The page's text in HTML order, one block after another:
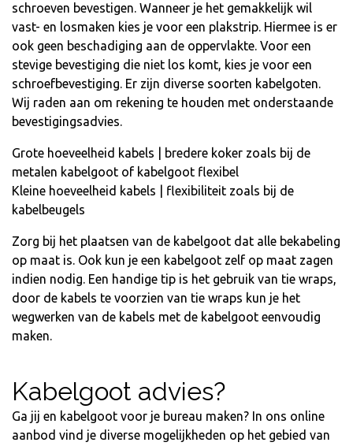
schroeven bevestigen. Wanneer je het gemakkelijk wil
vast- en losmaken kies je voor een plakstrip. Hiermee is er
ook geen beschadiging aan de oppervlakte. Voor een
stevige bevestiging die niet los komt, kies je voor een
schroefbevestiging. Er zijn diverse soorten kabelgoten.
Wij raden aan om rekening te houden met onderstaande
bevestigingsadvies.
Grote hoeveelheid kabels | bredere koker zoals bij de
metalen kabelgoot of kabelgoot flexibel
Kleine hoeveelheid kabels | flexibiliteit zoals bij de
kabelbeugels
Zorg bij het plaatsen van de kabelgoot dat alle bekabeling
op maat is. Ook kun je een kabelgoot zelf op maat zagen
indien nodig. Een handige tip is het gebruik van tie wraps,
door de kabels te voorzien van tie wraps kun je het
wegwerken van de kabels met de kabelgoot eenvoudig
maken.
Kabelgoot advies?
Ga jij en kabelgoot voor je bureau maken? In ons online
aanbod vind je diverse mogelijkheden op het gebied van